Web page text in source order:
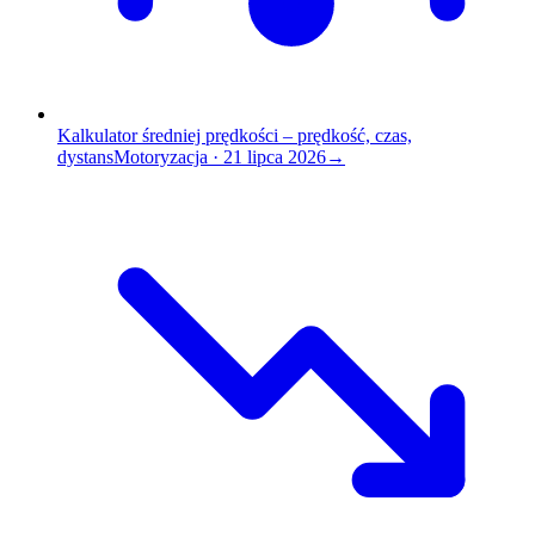
Kalkulator średniej prędkości – prędkość, czas,
dystansMotoryzacja · 21 lipca 2026→